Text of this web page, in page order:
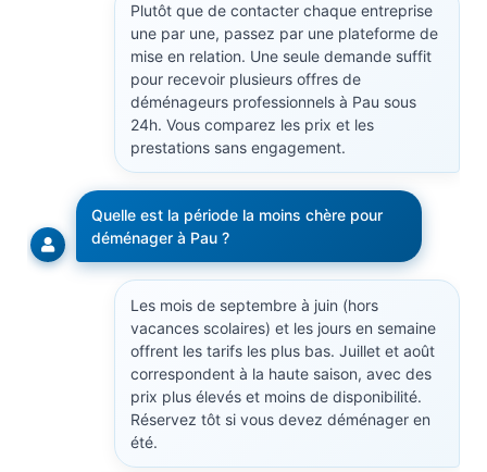
Plutôt que de contacter chaque entreprise
une par une, passez par une plateforme de
mise en relation. Une seule demande suffit
pour recevoir plusieurs offres de
déménageurs professionnels à Pau sous
24h. Vous comparez les prix et les
prestations sans engagement.
Quelle est la période la moins chère pour
déménager à Pau ?
Les mois de septembre à juin (hors
vacances scolaires) et les jours en semaine
offrent les tarifs les plus bas. Juillet et août
correspondent à la haute saison, avec des
prix plus élevés et moins de disponibilité.
Réservez tôt si vous devez déménager en
été.